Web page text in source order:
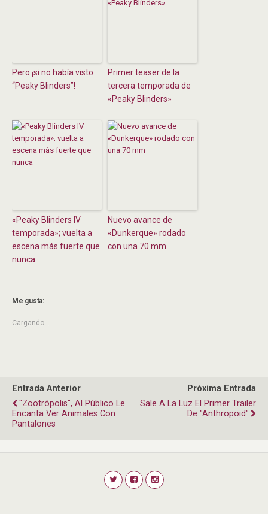
Pero ¡si no había visto
“Peaky Blinders”!
Primer teaser de la
tercera temporada de
«Peaky Blinders»
«Peaky Blinders IV
temporada»; vuelta a
escena más fuerte que
nunca
Nuevo avance de
«Dunkerque» rodado
con una 70 mm
Me gusta:
Cargando...
Entrada Anterior
"Zootrópolis", Al Público Le
Encanta Ver Animales Con
Pantalones
Próxima Entrada
Sale A La Luz El Primer Trailer
De "Anthropoid"